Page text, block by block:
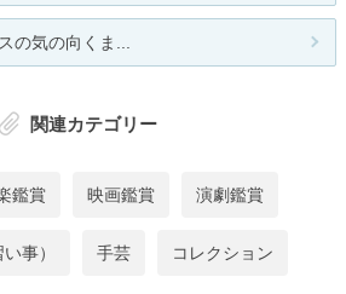
の気の向くま...
関連カテゴリー
鑑賞 映画鑑賞 演劇鑑賞
事） 手芸 コレクション